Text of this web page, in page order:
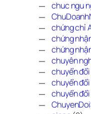
chuc ngu
chứng chỉ
chứng
chứng
chuyên
chuyển
chuyển đổi
chuyển